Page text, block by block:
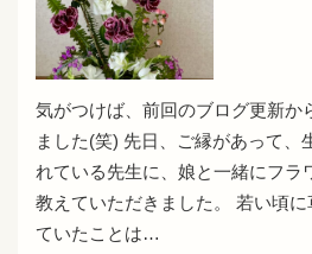
気がつけば、前回のブログ更新か
ました(笑) 先日、ご縁があって、
れている先生に、娘と一緒にフラ
教えていただきました。 若い頃
ていたことは…